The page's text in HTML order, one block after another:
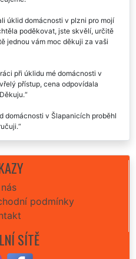
úklid domácnosti v plzni pro mojí
poděkovat, jste skvělí, určitě
jednou vám moc děkuji za vaši
při úklidu mé domácnosti v
přístup, cena odpovídala
domácnosti v Šlapanicích proběhl
den uklizenou celou domácnost
chválit a doporučovat. Děkuji
celou naši domácnost a na
vybrala společnost Extra
Určitě budu tuto firmu
podmínky
SÍTĚ